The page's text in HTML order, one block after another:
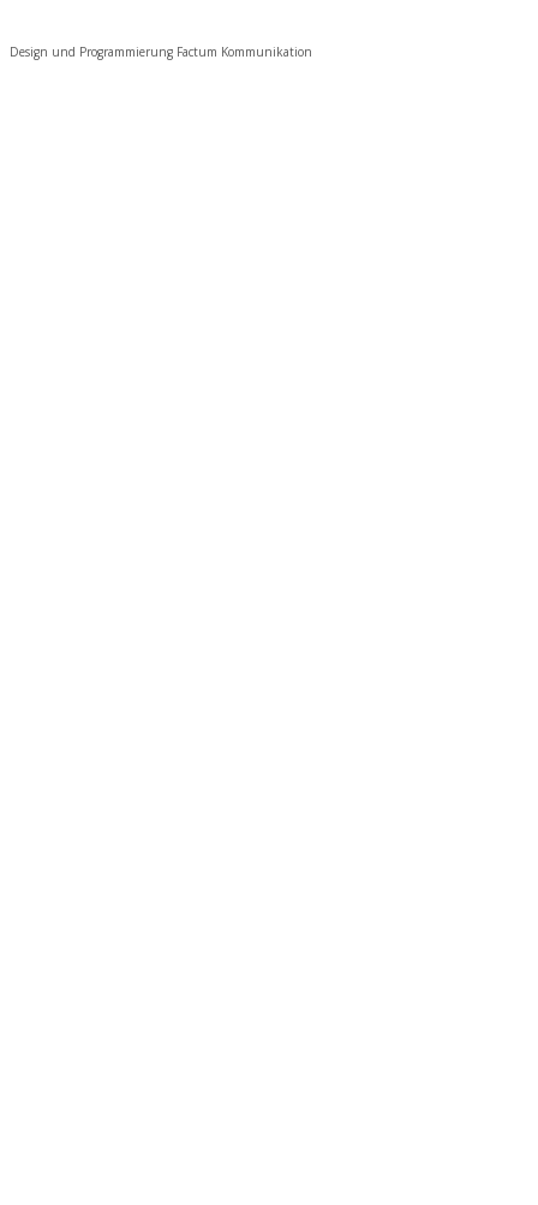
Design und Programmierung Factum Kommunikation